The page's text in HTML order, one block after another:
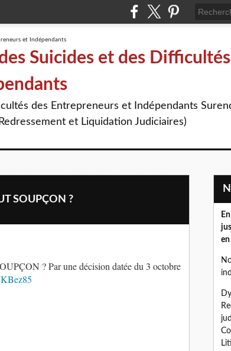
Suicides et des
des Entrepreneurs et Indépendants
et Liquidation Judiciaires)
SOUPÇON ?
? Par une décision datée du 3 octobre